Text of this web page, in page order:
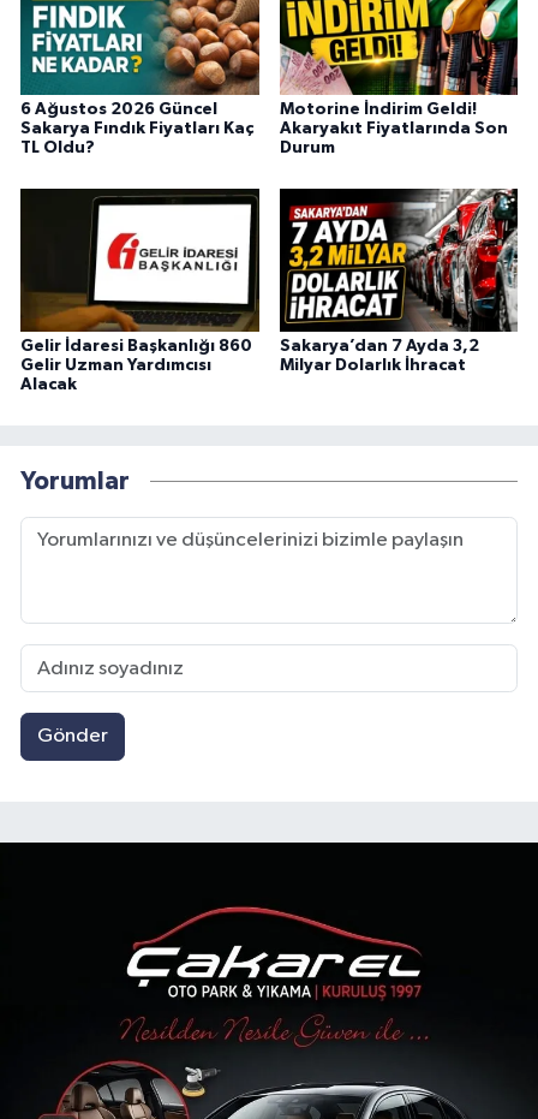
6 Ağustos 2026 Güncel
Sakarya Fındık Fiyatları Kaç
TL Oldu?
Motorine İndirim Geldi!
Akaryakıt Fiyatlarında Son
Durum
Gelir İdaresi Başkanlığı 860
Gelir Uzman Yardımcısı
Alacak
Sakarya’dan 7 Ayda 3,2
Milyar Dolarlık İhracat
Yorumlar
Gönder